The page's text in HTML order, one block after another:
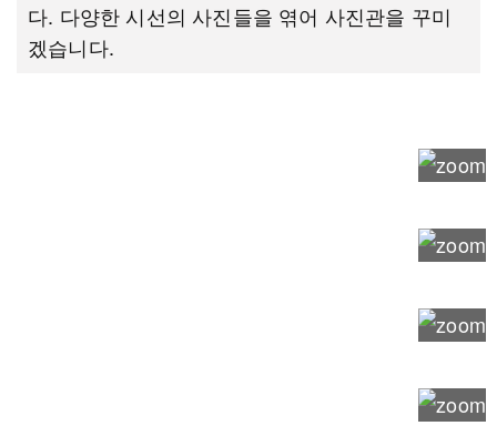
다. 다양한 시선의 사진들을 엮어 사진관을 꾸미
겠습니다.